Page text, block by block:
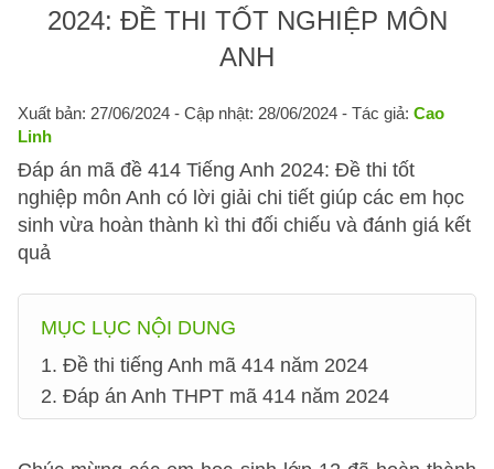
2024: ĐỀ THI TỐT NGHIỆP MÔN
ANH
Xuất bản: 27/06/2024 - Cập nhật: 28/06/2024 - Tác giả: Cao
Linh
Đáp án mã đề 414 Tiếng Anh 2024: Đề thi tốt
nghiệp môn Anh có lời giải chi tiết giúp các em học
sinh vừa hoàn thành kì thi đối chiếu và đánh giá kết
quả
MỤC LỤC NỘI DUNG
1. Đề thi tiếng Anh mã 414 năm 2024
2. Đáp án Anh THPT mã 414 năm 2024